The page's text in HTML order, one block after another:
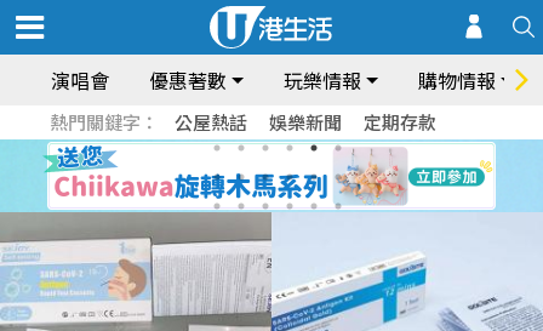
演唱會 優惠著數 玩樂情報 購物情報
熱門關鍵字： 公屋熱話 娛樂新聞 定期存款